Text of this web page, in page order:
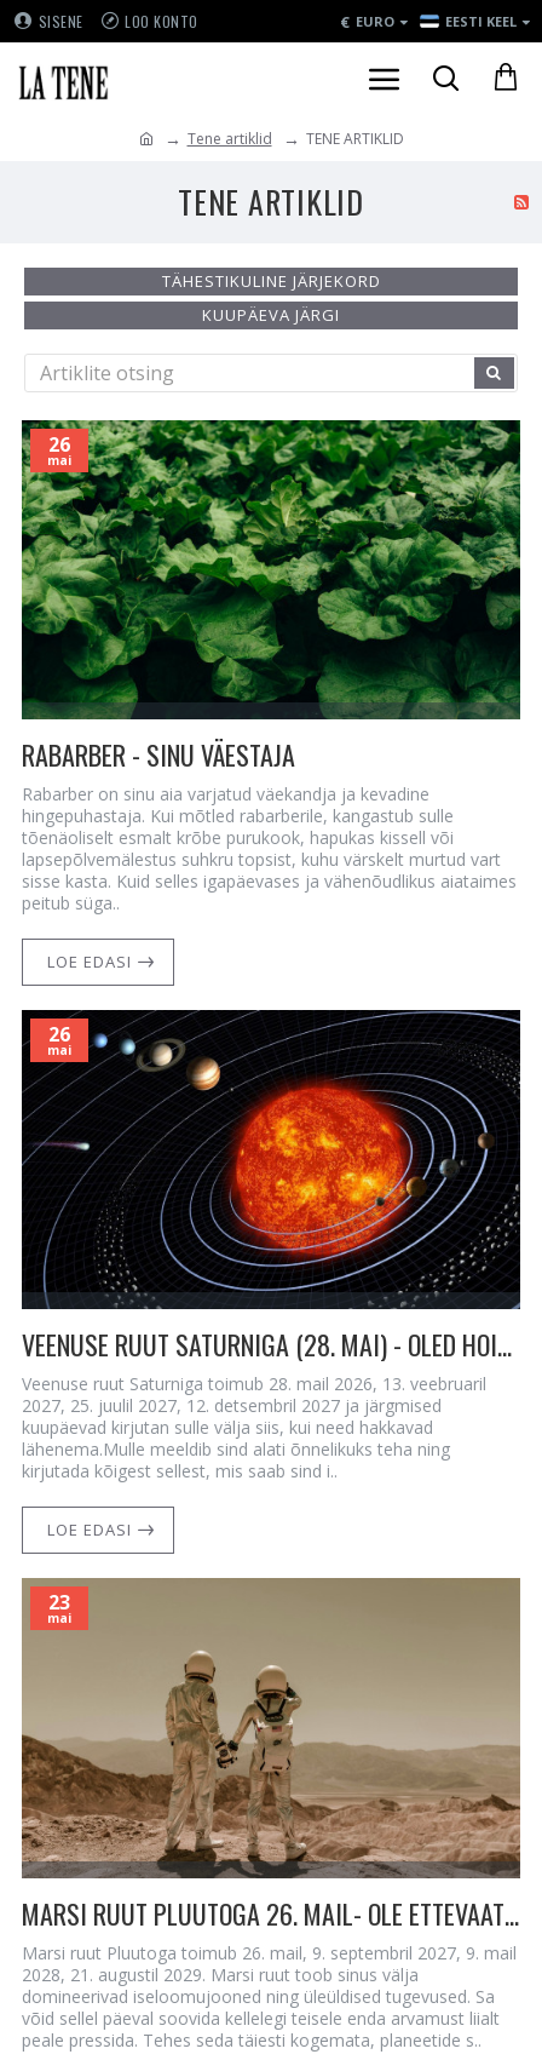
SISENE LOO KONTO € EURO EESTI KEEL
Tene artiklid TENE ARTIKLID
TENE ARTIKLID
TÄHESTIKULINE JÄRJEKORD
KUUPÄEVA JÄRGI
26
mai
RABARBER - SINU VÄESTAJA
Rabarber on sinu aia varjatud väekandja ja kevadine
hingepuhastaja. Kui mõtled rabarberile, kangastub sulle
tõenäoliselt esmalt krõbe purukook, hapukas kissell või
lapsepõlvemälestus suhkru topsist, kuhu värskelt murtud vart
sisse kasta. Kuid selles igapäevases ja vähenõudlikus aiataimes
peitub süga..
LOE EDASI
26
mai
VEENUSE RUUT SATURNIGA (28. MAI) - OLED HOIATATUD! OLE ETTEVAATLIK!
Veenuse ruut Saturniga toimub 28. mail 2026, 13. veebruaril
2027, 25. juulil 2027, 12. detsembril 2027 ja järgmised
kuupäevad kirjutan sulle välja siis, kui need hakkavad
lähenema.Mulle meeldib sind alati õnnelikuks teha ning
kirjutada kõigest sellest, mis saab sind i..
LOE EDASI
23
mai
MARSI RUUT PLUUTOGA 26. MAIL- OLE ETTEVAATLIK
Marsi ruut Pluutoga toimub 26. mail, 9. septembril 2027, 9. mail
2028, 21. augustil 2029. Marsi ruut toob sinus välja
domineerivad iseloomujooned ning üleüldised tugevused. Sa
võid sellel päeval soovida kellelegi teisele enda arvamust liialt
peale pressida. Tehes seda täiesti kogemata, planeetide s..